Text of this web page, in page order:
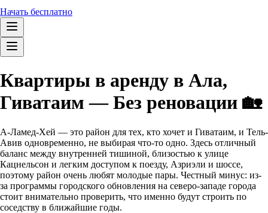
Начать бесплатно
Квартиры в аренду в Ала,
Гиватаим — Без реновации 🏡
А-Ламед-Хей — это район для тех, кто хочет и Гиватаим, и Тель-
Авив одновременно, не выбирая что-то одно. Здесь отличный
баланс между внутренней тишиной, близостью к улице
Кацнельсон и легким доступом к поезду, Азриэли и шоссе,
поэтому район очень любят молодые пары. Честный минус: из-
за программы городского обновления на северо-западе города
стоит внимательно проверить, что именно будут строить по
соседству в ближайшие годы.